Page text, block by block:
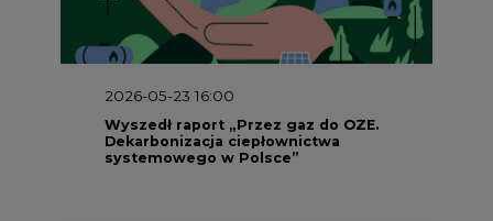
2026-05-23 16:00
Wyszedł raport „Przez gaz do OZE.
Dekarbonizacja ciepłownictwa
systemowego w Polsce”